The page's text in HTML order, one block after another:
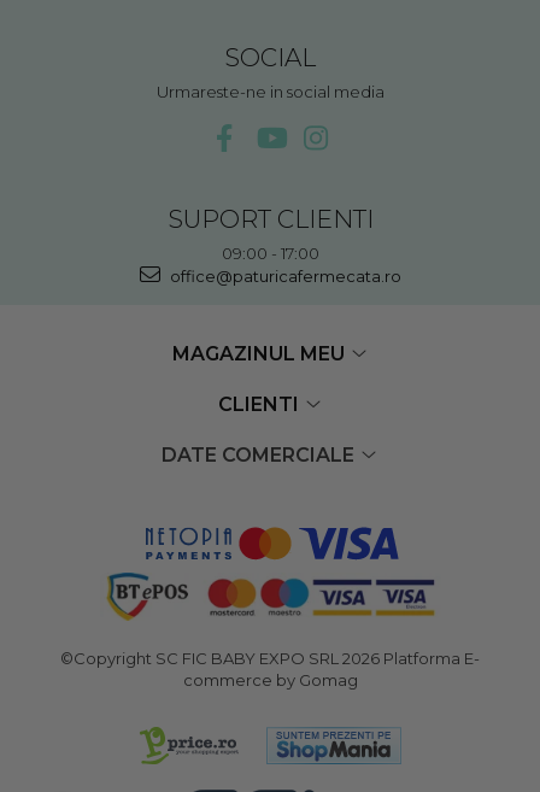
SOCIAL
Urmareste-ne in social media
SUPORT CLIENTI
09:00 - 17:00
office@paturicafermecata.ro
MAGAZINUL MEU
CLIENTI
DATE COMERCIALE
©Copyright SC FIC BABY EXPO SRL 2026 Platforma E-
commerce by Gomag